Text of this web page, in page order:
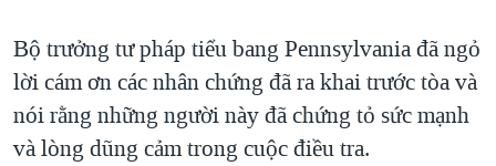
Bộ trưởng tư pháp tiểu bang Pennsylvania đã ngỏ
lời cám ơn các nhân chứng đã ra khai trước tòa và
nói rằng những người này đã chứng tỏ sức mạnh
và lòng dũng cảm trong cuộc điều tra.